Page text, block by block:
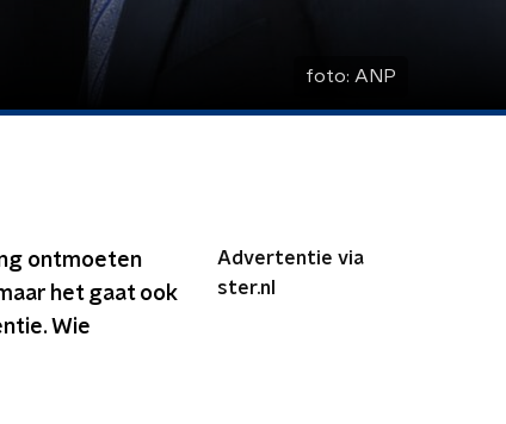
foto: ANP
ontmoeten
het gaat ook
Wie
Advertentie via
ster.nl